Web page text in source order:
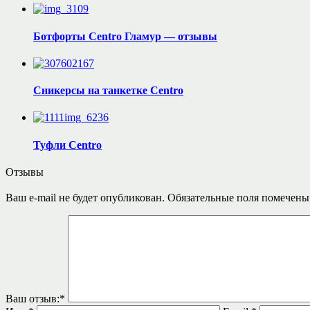
Ботфорты Centro Гламур — отзывы
Сникерсы на танкетке Centro
Туфли Centro
Отзывы
Ваш e-mail не будет опубликован. Обязательные поля
Ваш отзыв:*